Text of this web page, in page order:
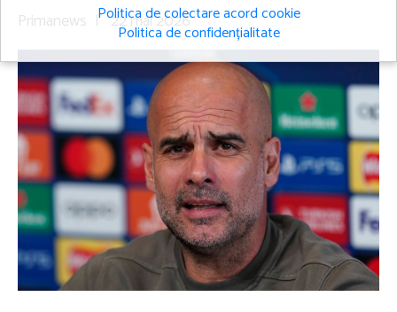
Primanews | 22 mai 2026
Politica de colectare acord cookie
Politica de confidențialitate